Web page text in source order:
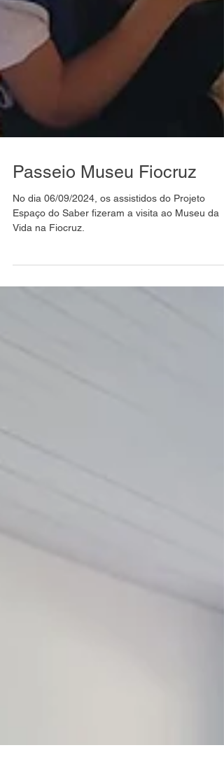
Passeio Museu Fiocruz
No dia 06/09/2024, os assistidos do Projeto
Espaço do Saber fizeram a visita ao Museu da